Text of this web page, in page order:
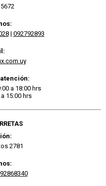
| 092792893
a 18:00 hrs
15:00 hrs
2781